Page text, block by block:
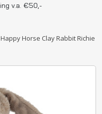
v.a. €50,-
Happy Horse Clay Rabbit Richie